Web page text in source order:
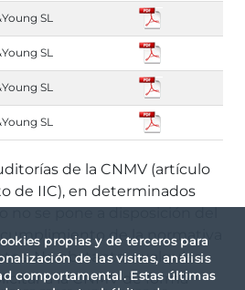
propias y de terceros para
de las visitas, análisis
comportamental. Estas últimas
SL
SL
SL
SL
de la CNMV (artículo
de IIC), en determinados
no se pone a disposición del
de la normativa
No obstante, cualquier
a la CNMV de forma